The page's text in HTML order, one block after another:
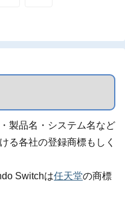
製品名・システム名など
る各社の登録商標もしく
Switchは任天堂の商標